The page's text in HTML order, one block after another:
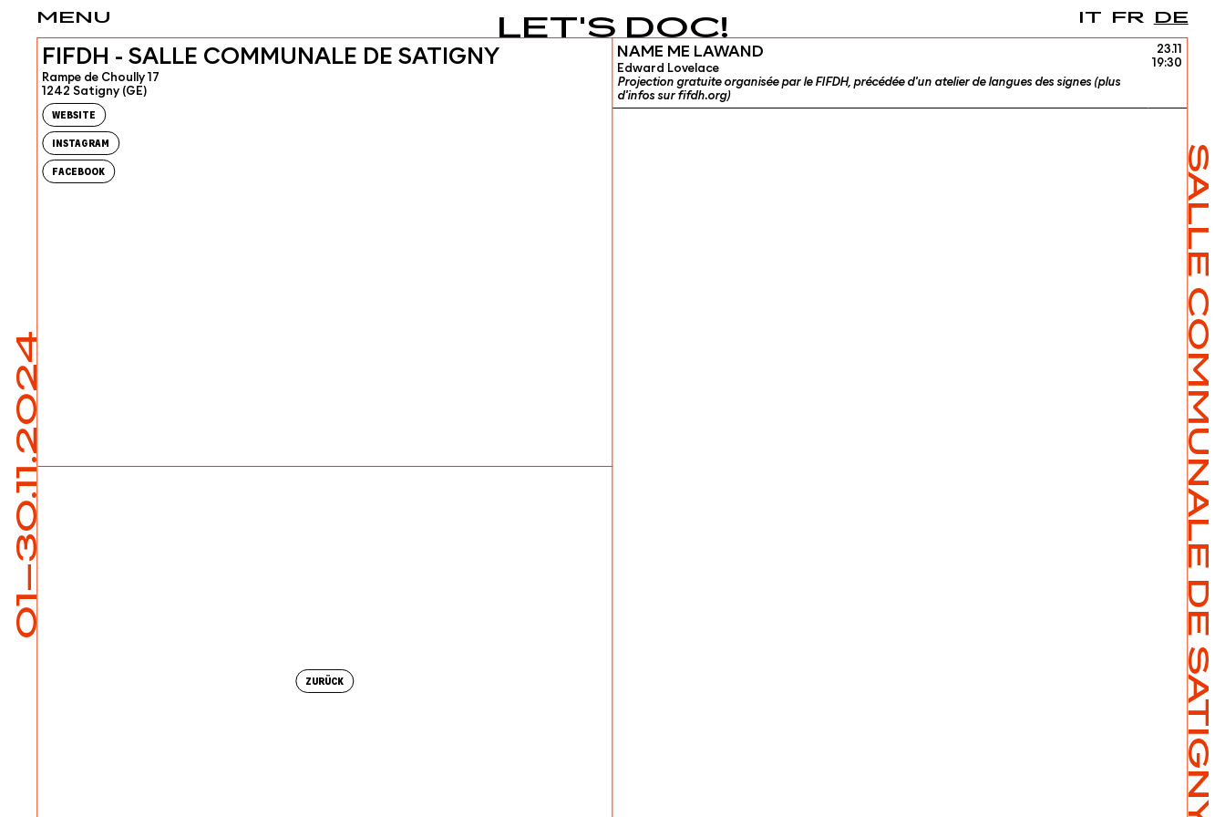
01—30.11.2024 SALLE COMMUNALE DE SATIGNY
DE
FR
IT
MENU LET'S DOC!
FIFDH - SALLE COMMUNALE DE SATIGNY
Rampe de Choully 17
1242 Satigny (GE)
WEBSITE
INSTAGRAM
FACEBOOK
ZURÜCK
NAME ME LAWAND
Edward Lovelace
Projection gratuite organisée par le FIFDH, précédée d'un atelier de langues des signes (plus
d'infos sur fifdh.org)
23.11
19:30